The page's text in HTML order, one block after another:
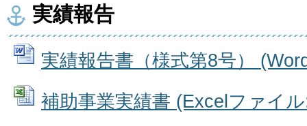
実績報告
実績報告書（様式第8号）
補助事業実績書 (Excelファイ